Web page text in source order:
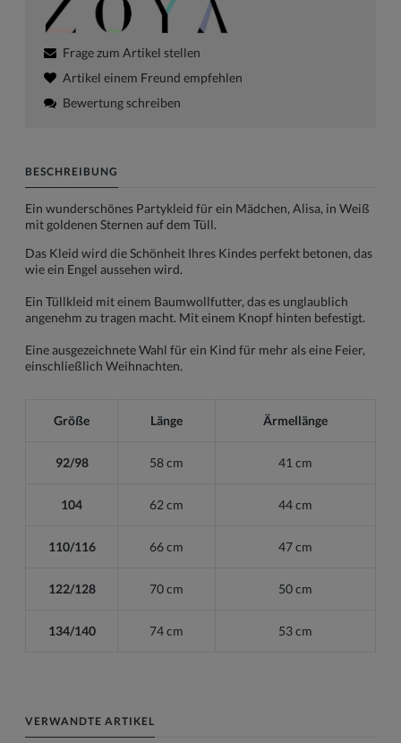
Frage zum Artikel stellen
Artikel einem Freund empfehlen
Bewertung schreiben
BESCHREIBUNG
Ein wunderschönes Partykleid für ein Mädchen, Alisa, in Weiß
mit goldenen Sternen auf dem Tüll.
Das Kleid wird die Schönheit Ihres Kindes perfekt betonen, das
wie ein Engel aussehen wird.
Ein Tüllkleid mit einem Baumwollfutter, das es unglaublich
angenehm zu tragen macht. Mit einem Knopf hinten befestigt.
Eine ausgezeichnete Wahl für ein Kind für mehr als eine Feier,
einschließlich Weihnachten.
Größe Länge Ärmellänge
92/98 58 cm 41 cm
104 62 cm 44 cm
110/116 66 cm 47 cm
122/128 70 cm 50 cm
134/140 74 cm 53 cm
VERWANDTE ARTIKEL